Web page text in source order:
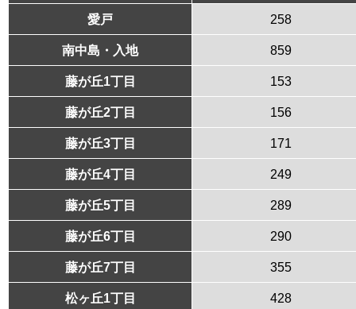
愛戸 258
南中島・入地 859
藤が丘1丁目 153
藤が丘2丁目 156
藤が丘3丁目 171
藤が丘4丁目 249
藤が丘5丁目 289
藤が丘6丁目 290
藤が丘7丁目 355
松ヶ丘1丁目 428